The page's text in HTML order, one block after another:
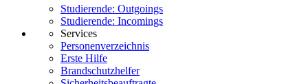
Studierende: Outgoings
Studierende: Incomings
Services
Personenverzeichnis
Erste Hilfe
Brandschutzhelfer